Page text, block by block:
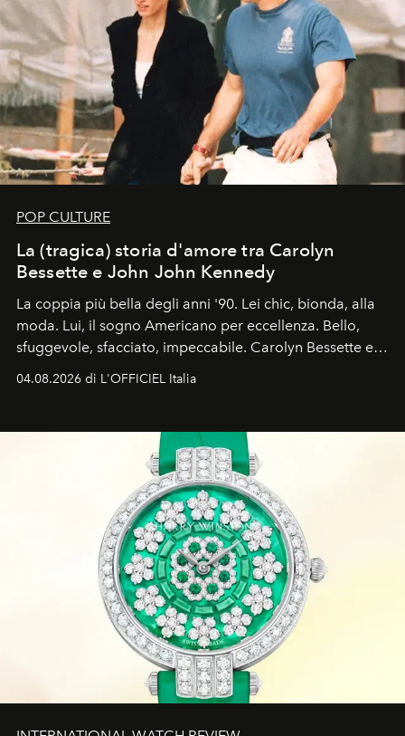
POP CULTURE
La (tragica) storia d'amore tra Carolyn
Bessette e John John Kennedy
La coppia più bella degli anni '90. Lei chic, bionda, alla
moda. Lui, il sogno Americano per eccellenza. Bello,
sfuggevole, sfacciato, impeccabile. Carolyn Bessette e
04.08.2026 di L'OFFICIEL Italia